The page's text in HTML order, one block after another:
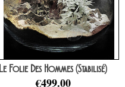
Le Folie Des Hommes (Stabilisé)
€499.00